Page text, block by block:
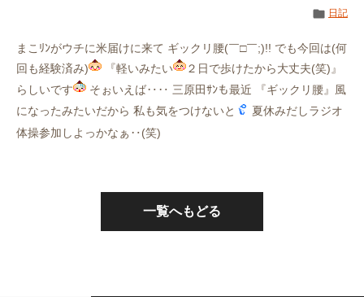
日記
まこﾘﾝがウチに米届けに来て ギックリ腰(￣□￣;)!! でも今回は(何
回も経験済み)
『軽いみたい
２日で歩けたから大丈夫(笑)』
らしいです
そぉいえば‥‥ 三原田ｻﾝも最近 『ギックリ腰』風
になったみたいだから 私も気をつけないと
夏休みだしラジオ
体操参加しよっかなぁ‥(笑)
一覧へもどる